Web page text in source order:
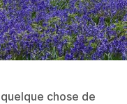
chose de